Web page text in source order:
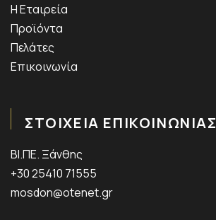
Η Εταιρεία
Προϊόντα
Πελάτες
Επικοινωνία
ΣΤΟΙΧΕΙΑ ΕΠΙΚΟΙΝΩΝΙΑΣ
ΒΙ.ΠΕ. Ξάνθης
+30 25410 71555
mosdon@otenet.gr